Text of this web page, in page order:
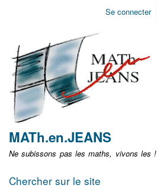
Aller
non
identifié
Se connecter
MATh.en.JEANS
Ne subissons pas les maths, vivons les !
Chercher sur le site